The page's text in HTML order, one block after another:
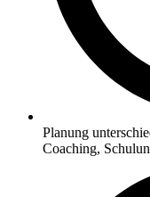
Planung
Coaching,